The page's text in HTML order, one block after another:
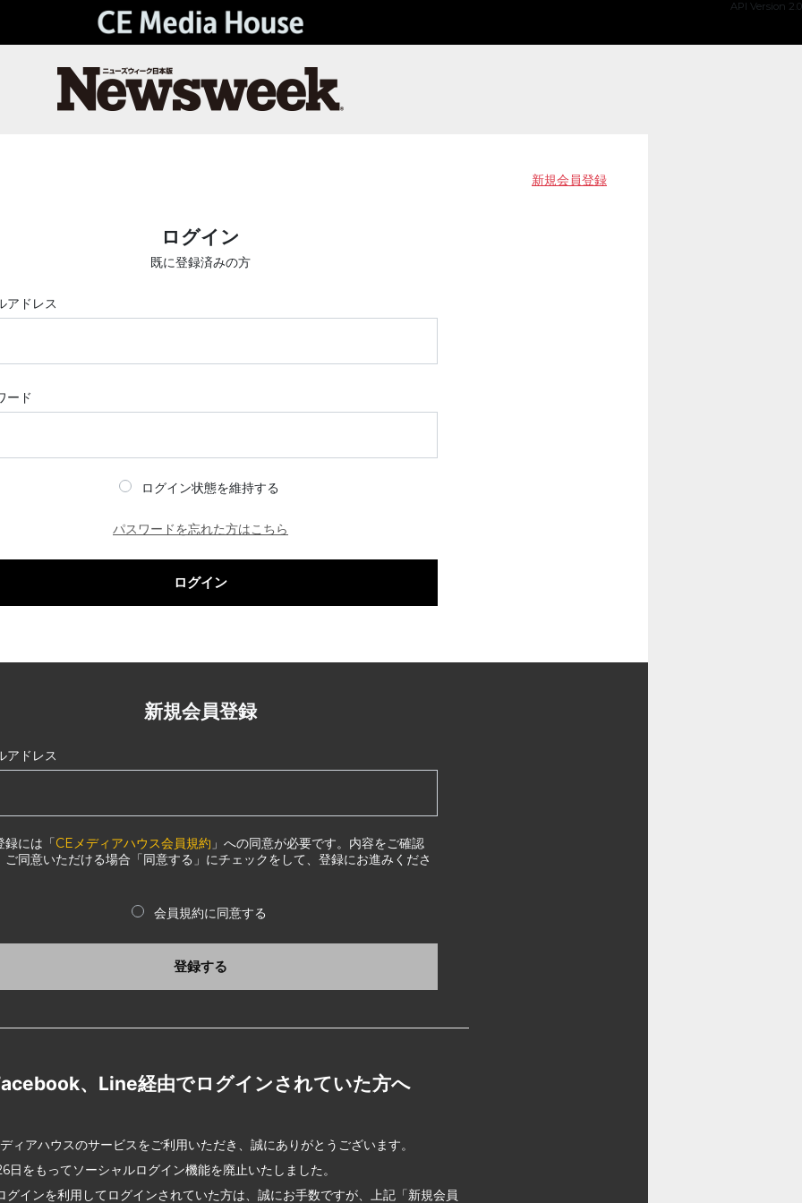
API Version 2.0
新規会員登録
ログイン
既に登録済みの方
アドレス
ード
ログイン状態を維持する
パスワードを忘れた方はこちら
ログイン
新規会員登録
アドレス
録には「CEメディアハウス会員規約 」への同意が必要です。内容をご確認
ご同意いただける場合「同意する」にチェックをして、登録にお進みくださ
会員規約に同意する
登録する
、Line経由でログインされていた方へ
ィアハウスのサービスをご利用いただき、誠にありがとうございます。
日をもってソーシャルログイン機能を廃止いたしました。
グインを利用してログインされていた方は、誠にお手数ですが、上記「新規会員